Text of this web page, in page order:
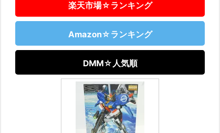
楽天市場☆ランキング
Amazon☆ランキング
DMM☆人気順